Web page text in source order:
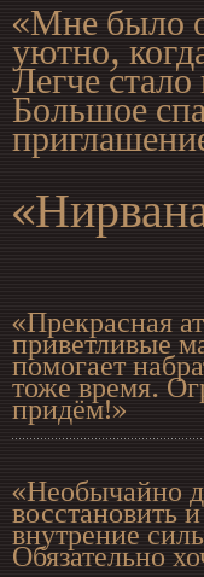
«Мне было
уютно,
Легче стало
Большое
«Прекрасная
приветливые
помогает
тоже время.
придём!»
«Необычайно
восстановить
внутрение
Обязательно